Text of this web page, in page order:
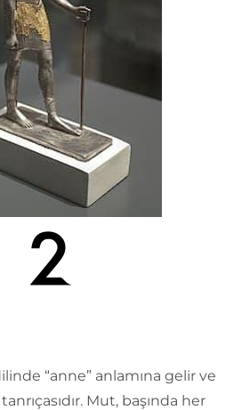
“anne” anlamına gelir ve
Mut, başında her